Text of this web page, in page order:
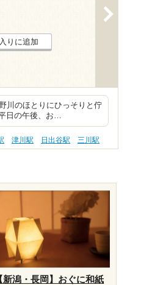
りに追加
川のほとりにひっそりと佇
日の午後、お…
津川駅 日出谷駅 三川駅
新潟・長岡】おぐに和紙